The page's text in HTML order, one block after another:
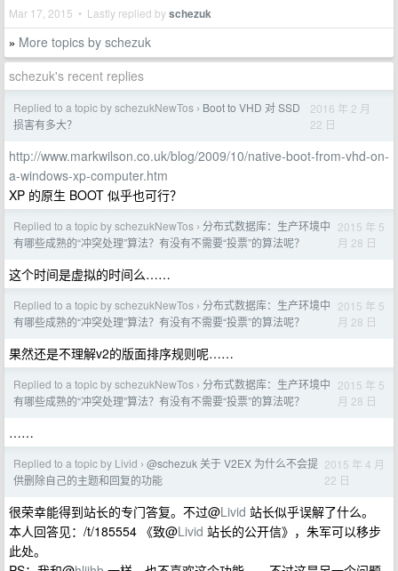
Mar 17, 2015 • Lastly replied byschezuk
» More topics by schezuk
schezuk's recent replies
Replied to a topic by schezukNewTos › Boot to VHD 对 SSD
损害有多大？
2016 年 2 月
22 日
http://www.markwilson.co.uk/blog/2009/10/native-boot-from-vhd-on-
a-windows-xp-computer.htm
XP 的原生 BOOT 似乎也可行？
Replied to a topic by schezukNewTos › 分布式数据库：生产环境中
有哪些成熟的“冲突处理”算法？有没有不需要“投票”的算法呢？
2015 年 5
月 28 日
这个时间是虚拟的时间么……
Replied to a topic by schezukNewTos › 分布式数据库：生产环境中
有哪些成熟的“冲突处理”算法？有没有不需要“投票”的算法呢？
2015 年 5
月 28 日
果然还是不理解v2的版面排序规则呢……
Replied to a topic by schezukNewTos › 分布式数据库：生产环境中
有哪些成熟的“冲突处理”算法？有没有不需要“投票”的算法呢？
2015 年 5
月 28 日
……
Replied to a topic by Livid › @schezuk 关于 V2EX 为什么不会提
供删除自己的主题和回复的功能
2015 年 4 月
22 日
很荣幸能得到站长的专门答复。不过@Livid 站长似乎误解了什么。
本人回答见：/t/185554 《致@Livid 站长的公开信》，朱军可以移步
此处。